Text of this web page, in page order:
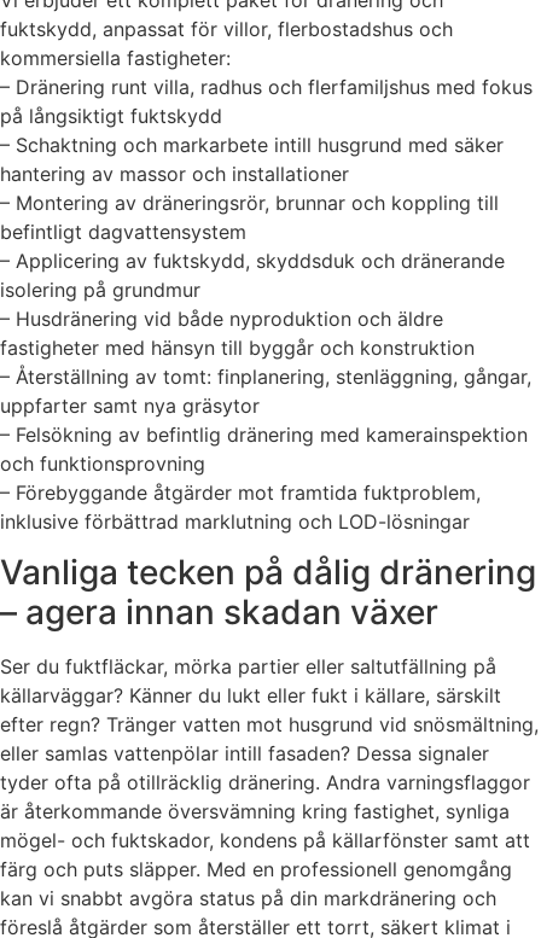
fuktskydd, anpassat för villor, flerbostadshus och
kommersiella fastigheter:
– Dränering runt villa, radhus och flerfamiljshus med fokus
på långsiktigt fuktskydd
– Schaktning och markarbete intill husgrund med säker
hantering av massor och installationer
– Montering av dräneringsrör, brunnar och koppling till
befintligt dagvattensystem
– Applicering av fuktskydd, skyddsduk och dränerande
isolering på grundmur
– Husdränering vid både nyproduktion och äldre
fastigheter med hänsyn till byggår och konstruktion
– Återställning av tomt: finplanering, stenläggning, gångar,
uppfarter samt nya gräsytor
– Felsökning av befintlig dränering med kamerainspektion
och funktionsprovning
– Förebyggande åtgärder mot framtida fuktproblem,
inklusive förbättrad marklutning och LOD-lösningar
Vanliga tecken på dålig dränering
– agera innan skadan växer
Ser du fuktfläckar, mörka partier eller saltutfällning på
källarväggar? Känner du lukt eller fukt i källare, särskilt
efter regn? Tränger vatten mot husgrund vid snösmältning,
eller samlas vattenpölar intill fasaden? Dessa signaler
tyder ofta på otillräcklig dränering. Andra varningsflaggor
är återkommande översvämning kring fastighet, synliga
mögel- och fuktskador, kondens på källarfönster samt att
färg och puts släpper. Med en professionell genomgång
kan vi snabbt avgöra status på din markdränering och
föreslå åtgärder som återställer ett torrt, säkert klimat i